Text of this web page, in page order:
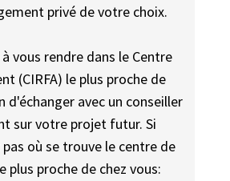
privé de votre choix.
vous rendre dans le Centre
(CIRFA) le plus proche de
d'échanger avec un conseiller
sur votre projet futur. Si
pas où se trouve le centre de
plus proche de chez vous: